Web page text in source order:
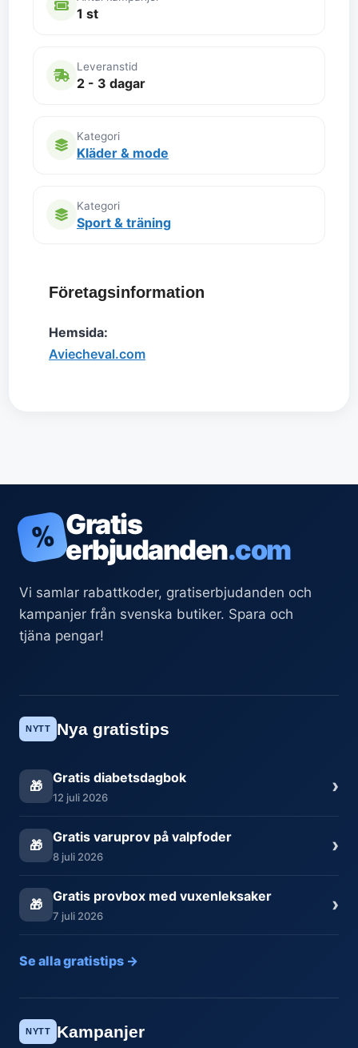
1 st
Leveranstid
2 - 3 dagar
Kategori
Kläder & mode
Kategori
Sport & träning
Företagsinformation
Hemsida:
Aviecheval.com
% Gratis
erbjudanden.com
Vi samlar rabattkoder, gratiserbjudanden och
kampanjer från svenska butiker. Spara och
tjäna pengar!
NYTT Nya gratistips
🎁
Gratis diabetsdagbok
12 juli 2026 ›
🎁
Gratis varuprov på valpfoder
8 juli 2026 ›
🎁
Gratis provbox med vuxenleksaker
7 juli 2026 ›
Se alla gratistips →
NYTT Kampanjer